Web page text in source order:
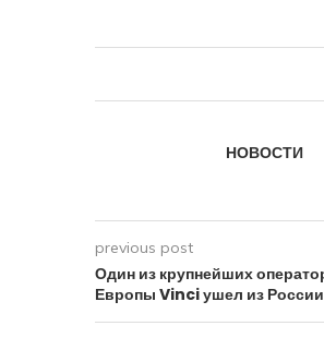
НОВОСТИ
previous post
Один из крупнейших
Европы Vinci ушел из России